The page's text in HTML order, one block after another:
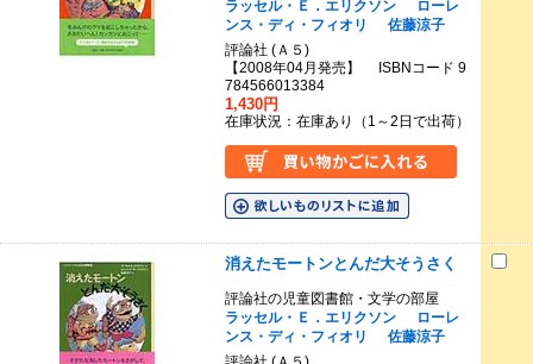
ラッセル・Ｅ．エリクソン
ローレ
ンス・ディ・フィオリ
佐藤涼子
評論社 (Ａ５)
【2008年04月発売】 ISBNコード 9
784566013384
1,430円
在庫状況：在庫あり（1～2日で出荷）
消えたモートンとんだ大そうさく
評論社の児童図書館・文学の部屋
ラッセル・Ｅ．エリクソン
ローレ
ンス・ディ・フィオリ
佐藤涼子